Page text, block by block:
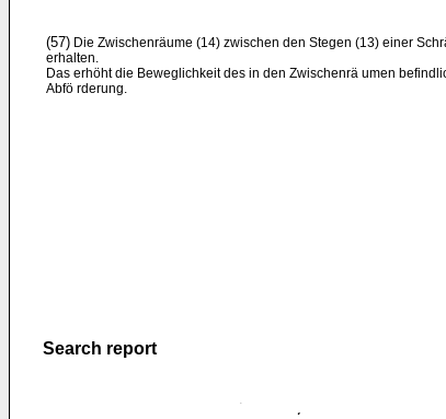
(57) Die Zwischenräume (14) zwischen den Stegen (13) einer
erhalten.
Das erhöht die Beweglichkeit des in den Zwischenrä umen
Abfö rderung.
Search report